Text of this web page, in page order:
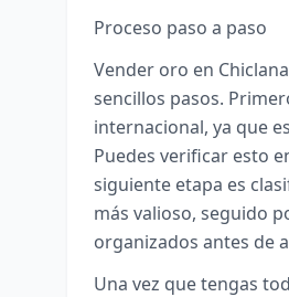
Proceso paso a paso
Vender oro en
sencillos pasos.
internacional, ya que
Puedes verificar esto
siguiente etapa es
más valioso, seguido
organizados antes de
Una vez que tengas